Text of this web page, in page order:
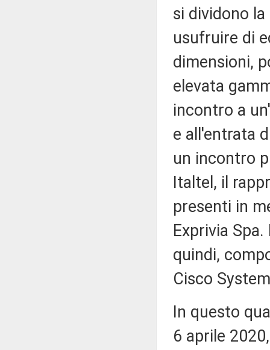
si dividono
usufruire di
dimensioni,
elevata
incontro a
e all'entrata
un incontro
Italtel, il
presenti in
Exprivia
quindi,
Cisco
In questo
6 aprile